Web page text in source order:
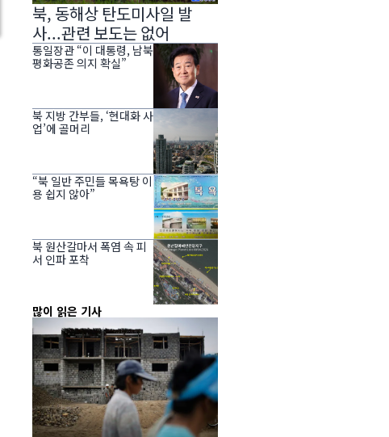
북, 동해상 탄도미사일 발
사...관련 보도는 없어
통일장관 “이 대통령, 남북
평화공존 의지 확실”
북 지방 간부들, ‘현대화 사
업’에 골머리
“북 일반 주민들 목욕탕 이
용 쉽지 않아”
북 원산갈마서 폭염 속 피
서 인파 포착
많이 읽은 기사